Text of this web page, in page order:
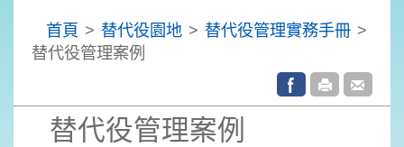
首頁 > 替代役園地 > 替代役管理實務手冊 >
替代役管理案例
替代役管理案例